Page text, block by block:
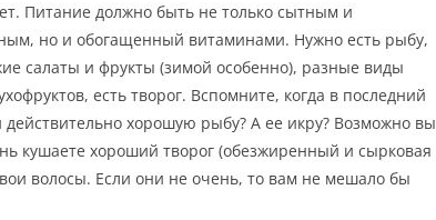
Питание должно быть не только сытным и
но и обогащенный витаминами. Нужно есть рыбу,
салаты и фрукты (зимой особенно), разные виды
есть творог. Вспомните, когда в последний
действительно хорошую рыбу? А ее икру? Возможно вы
кушаете хороший творог (обезжиренный и сырковая
волосы. Если они не очень, то вам не мешало бы